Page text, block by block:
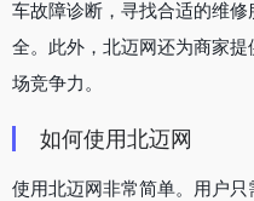
车故障诊断，寻找合适的维
全。此外，北迈网还为商家
场竞争力。
如何使用北迈网
使用北迈网非常简单。用户只